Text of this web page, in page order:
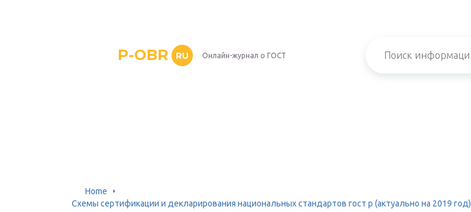
P-OBR RU Онлайн-журнал о ГОСТ
Home
Схемы сертификации и декларирования национальных стандартов гост р (актуально на 2019 год)